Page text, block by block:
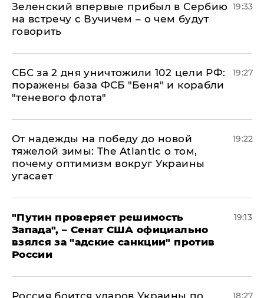
Зеленский впервые прибыл в Сербию
на встречу с Вучичем – о чем будут
говорить
19:33
СБС за 2 дня уничтожили 102 цели РФ:
поражены база ФСБ "Беня" и корабли
"теневого флота"
19:27
От надежды на победу до новой
тяжелой зимы: The Atlantic о том,
почему оптимизм вокруг Украины
угасает
19:22
"Путин проверяет решимость
Запада", – Сенат США официально
взялся за "адские санкции" против
России
19:13
Россия боится ударов Украины по
18:27